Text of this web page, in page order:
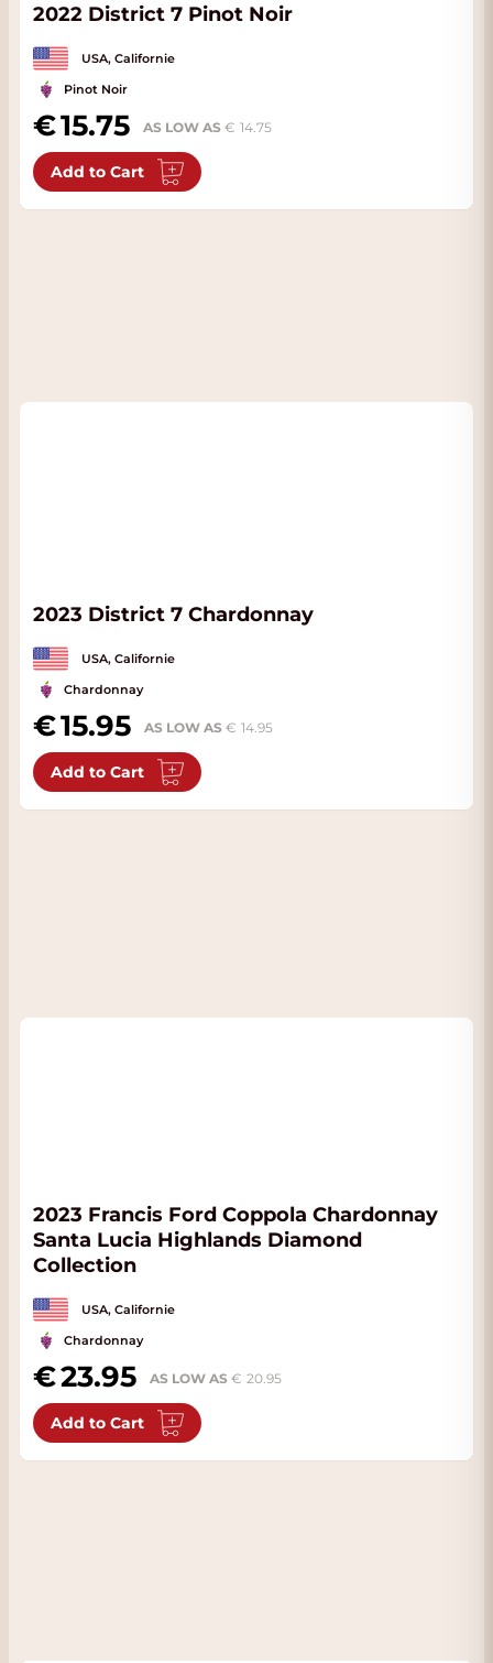
2022 District 7 Pinot Noir
USA, Californie
Pinot Noir
15.75 AS LOW AS 14.75
Add to Cart
2023 District 7 Chardonnay
USA, Californie
Chardonnay
15.95 AS LOW AS 14.95
Add to Cart
2023 Francis Ford Coppola Chardonnay
Santa Lucia Highlands Diamond
Collection
USA, Californie
Chardonnay
23.95 AS LOW AS 20.95
Add to Cart